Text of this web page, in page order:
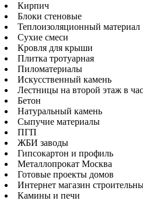
Кирпич
Блоки стеновые
Теплоизоляционный материал
Сухие смеси
Кровля для крыши
Плитка тротуарная
Пиломатериалы
Искусственный камень
Лестницы на второй этаж в
Бетон
Натуральный камень
Сыпучие материалы
ПГП
ЖБИ заводы
Гипсокартон и профиль
Металлопрокат Москва
Готовые проекты домов
Интернет магазин
Камины и печи